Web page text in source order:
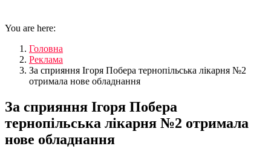
You are here:
Головна
Реклама
За сприяння Ігоря Побера тернопільська лікарня №2
отримала нове обладнання
За сприяння Ігоря Побера
тернопільська лікарня №2 отримала
нове обладнання